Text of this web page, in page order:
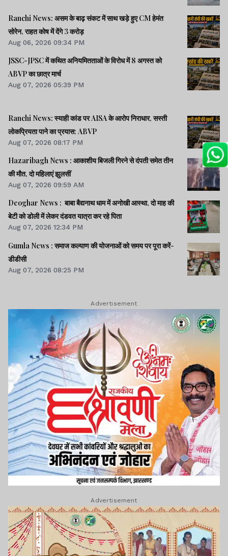
Ranchi News: असम के बाढ़ संकट में साथ खड़े हुए CM हेमंत
सोरेन, राहत कोष में देंगे 3 करोड़
Aug 06, 2026 09:34 PM
JSSC-JPSC में कथित अनियमितताओं के विरोध में 8 अगस्त को
ABVP का छात्र मार्च
Aug 07, 2026 05:39 PM
Ranchi News: स्याही कांड पर AISA के आरोप निराधार, सस्ती
लोकप्रियता पाने का प्रयास: ABVP
Aug 07, 2026 08:17 PM
Hazaribagh News : आकाशीय बिजली गिरने से दंपती समेत तीन
की मौत, दो महिलाएं झुलसीं
Aug 07, 2026 09:59 AM
Deoghar News : बाबा बैद्यनाथ धाम में अनोखी आस्था, दो माह की
बेटी को डोली में लेकर दंडवत यात्रा कर रहे पिता
Aug 07, 2026 12:34 PM
Gumla News : समाज कल्याण की योजनाओं को समय पर पूरा करें-
डीडीसी
Aug 07, 2026 08:25 PM
Advertisement
Advertisement